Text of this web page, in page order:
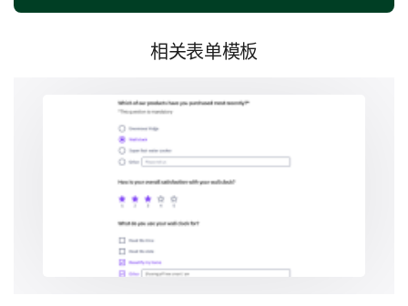
您认为我们的品牌应该关注哪些方面以改善？
您是否将我们品牌视为行业中的领导者？
相关表单模板